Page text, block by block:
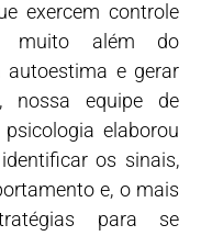
exercem controle
muito além do
autoestima e gerar
nossa equipe de
elaborou
os sinais,
e, o mais
para se